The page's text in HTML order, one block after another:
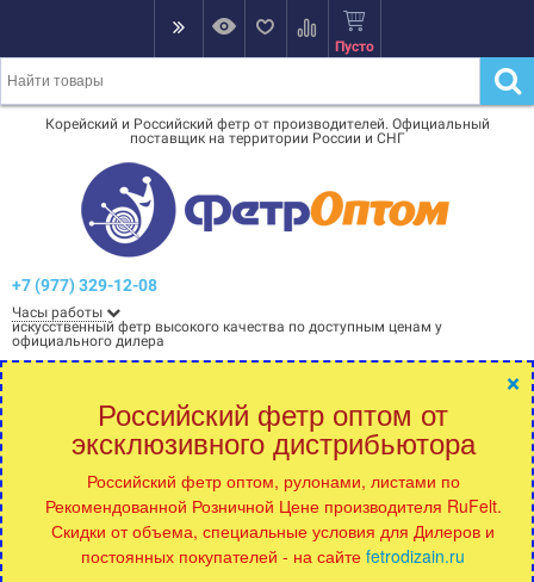
Пусто
Корейский и Российский фетр от производителей. Официальный
поставщик на территории России и СНГ
+7 (977) 329-12-08
Часы работы
искусственный фетр высокого качества по доступным ценам у
официального дилера
×
Российский фетр оптом от
эксклюзивного дистрибьютора
Российский фетр оптом, рулонами, листами по
Рекомендованной Розничной Цене производителя RuFelt.
Скидки от объема, специальные условия для Дилеров и
постоянных покупателей - на сайте fetrodizain.ru